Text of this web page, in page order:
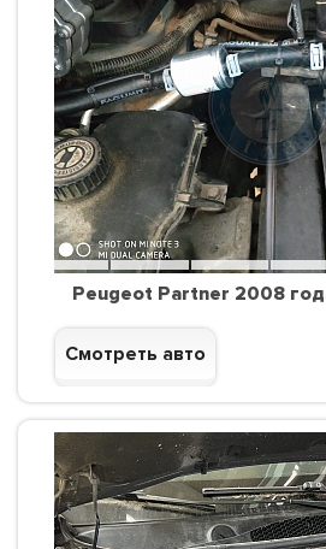
Peugeot Partner 2008
Смотреть авто